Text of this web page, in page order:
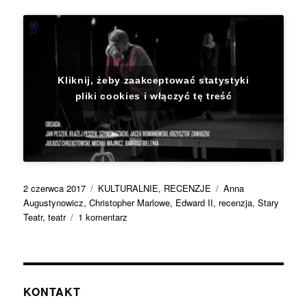
Kliknij, żeby zaakceptować statystyki
pliki cookies i włączyć tę treść
Data
publikacji
2 czerwca 2017 Kategorie
KULTURALNIE, RECENZJE Tagi
Anna
Augustynowicz,Christopher Marlowe, Edward II, recenzja,Stary
Teatr,teatr 1 komentarz
KONTAKT